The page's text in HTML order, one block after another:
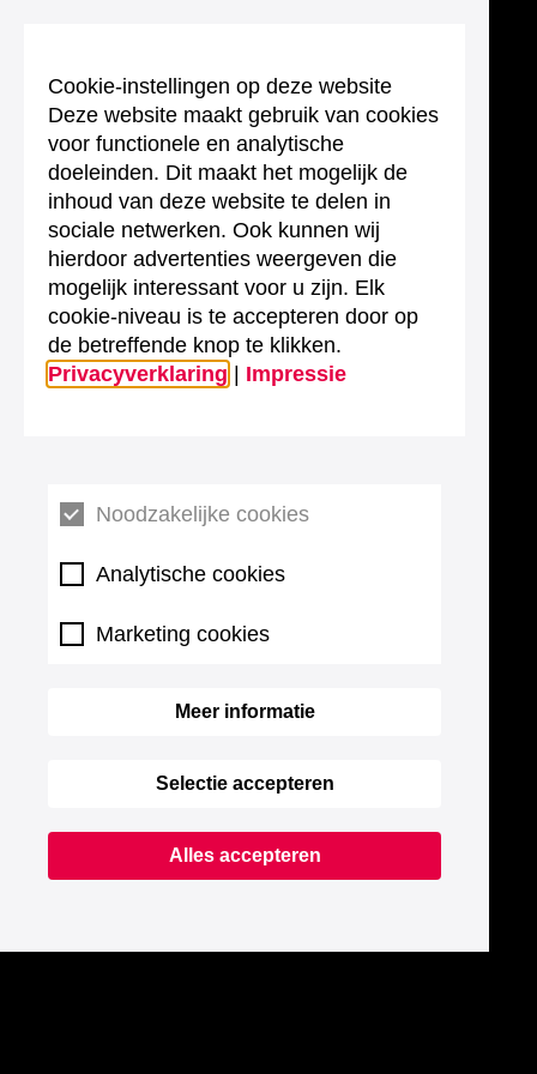
Cookie-instellingen op deze website
Deze website maakt gebruik van cookies
voor functionele en analytische
doeleinden. Dit maakt het mogelijk de
inhoud van deze website te delen in
sociale netwerken. Ook kunnen wij
hierdoor advertenties weergeven die
mogelijk interessant voor u zijn. Elk
cookie-niveau is te accepteren door op
de betreffende knop te klikken.
Privacyverklaring
Impressie
Noodzakelijke cookies
Analytische cookies
Marketing cookies
Meer informatie
Selectie accepteren
Alles accepteren